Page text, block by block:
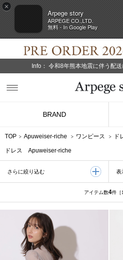
×
Arpege story
ARPEGE CO.,LTD.
無料 - In Google Play
Info： 令和8年熊本地震に伴う配
BRAND
TOP Apuweiser-riche ワンピース ド
ドレス Apuweiser-riche
さらに絞り込む 表
アイテム数4件